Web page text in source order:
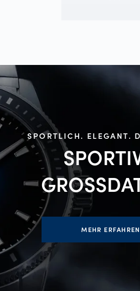
SPORTLICH. ELEGANT.
MEHR ERFAHREN